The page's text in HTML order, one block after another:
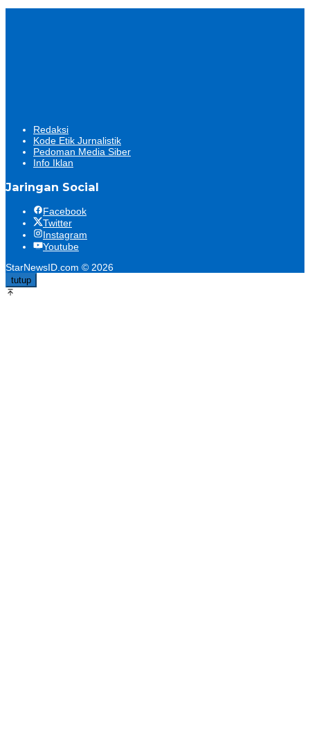
Redaksi
Kode Etik Jurnalistik
Pedoman Media Siber
Info Iklan
Jaringan Social
Facebook
Twitter
Instagram
Youtube
StarNewsID.com © 2026
tutup